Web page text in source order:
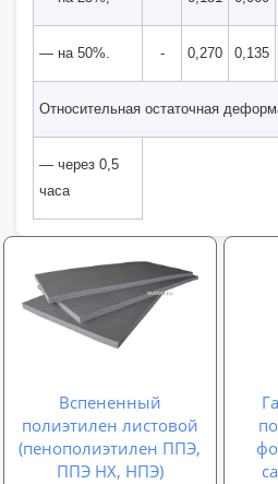
— на 50%. - 0,270 0,135
Относительная остаточная
— через 0,5
часа
Вспененный
полиэтилен листовой
(пенополиэтилен ППЭ,
ППЭ НХ, НПЭ)